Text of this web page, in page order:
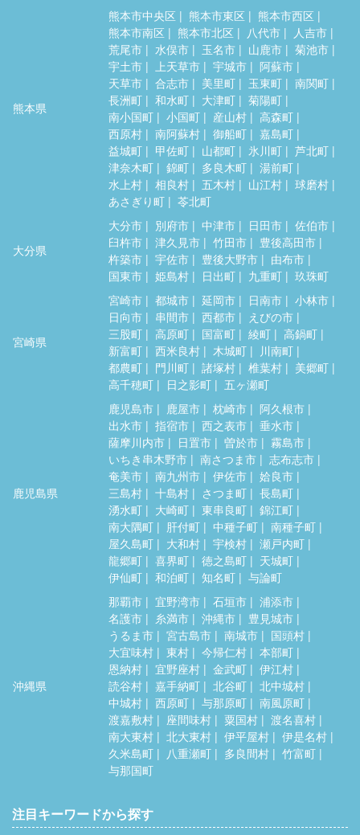
熊本県
熊本市中央区 熊本市東区
熊本市西区
熊本市南区
熊本市北区 八代市
人吉市
荒尾市
水俣市 玉名市 山鹿市
菊池市
宇土市
上天草市 宇城市
阿蘇市
天草市
合志市 美里町 玉東町
南関町
長洲町
和水町 大津町
菊陽町
南小国町
小国町 産山村
高森町
西原村
南阿蘇村 御船町
嘉島町
益城町
甲佐町 山都町 氷川町
芦北町
津奈木町
錦町 多良木町
湯前町
水上村
相良村 五木村 山江村
球磨村
あさぎり町
苓北町
大分県
大分市 別府市 中津市 日田市
佐伯市
臼杵市
津久見市 竹田市
豊後高田市
杵築市
宇佐市 豊後大野市
由布市
国東市
姫島村 日出町 九重町 玖珠町
宮崎県
宮崎市 都城市 延岡市 日南市
小林市
日向市
串間市 西都市
えびの市
三股町
高原町 国富町 綾町
高鍋町
新富町
西米良村 木城町
川南町
都農町
門川町 諸塚村 椎葉村
美郷町
高千穂町
日之影町 五ヶ瀬町
鹿児島県
鹿児島市 鹿屋市 枕崎市
阿久根市
出水市
指宿市 西之表市
垂水市
薩摩川内市
日置市 曽於市
霧島市
いちき串木野市
南さつま市
志布志市
奄美市
南九州市 伊佐市
姶良市
三島村
十島村 さつま町
長島町
湧水町
大崎町 東串良町
錦江町
南大隅町
肝付町 中種子町
南種子町
屋久島町
大和村 宇検村
瀬戸内町
龍郷町
喜界町 徳之島町
天城町
伊仙町
和泊町 知名町 与論町
沖縄県
那覇市 宜野湾市 石垣市
浦添市
名護市
糸満市 沖縄市
豊見城市
うるま市
宮古島市 南城市
国頭村
大宜味村
東村 今帰仁村
本部町
恩納村
宜野座村 金武町
伊江村
読谷村
嘉手納町 北谷町
北中城村
中城村
西原町 与那原町
南風原町
渡嘉敷村
座間味村 粟国村
渡名喜村
南大東村
北大東村 伊平屋村
伊是名村
久米島町
八重瀬町 多良間村
竹富町
与那国町
注目キーワードから探す